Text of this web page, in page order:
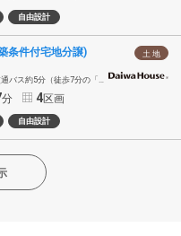
自由設計
土 地
条件付宅地分譲)
歩7分の「中下条新町」バス停乗車）
分 4区画
自由設計